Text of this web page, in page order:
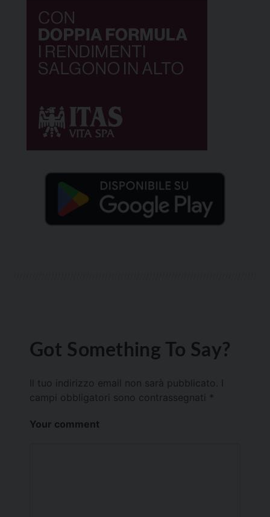
Got Something To Say?
Il tuo indirizzo email non sarà pubblicato.
campi obbligatori sono contrassegnati *
Your comment